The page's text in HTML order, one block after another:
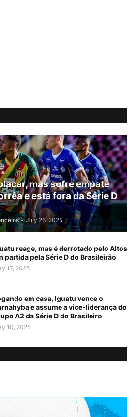
mas sofre empate
e está fora da Série D
- July 26, 2025
reage, mas é derrotado pelo Altos
partida pela Série D do Brasileirão
17, 2025
em casa, Iguatu vence o
e assume a vice-liderança do
A2 da Série D do Brasileiro
10, 2025